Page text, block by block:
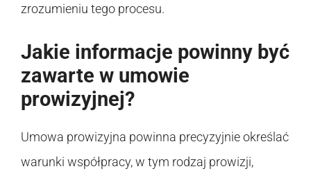
zrozumieniu tego procesu.
Jakie informacje powinny być
zawarte w umowie
prowizyjnej?
Umowa prowizyjna powinna precyzyjnie określać
warunki współpracy, w tym rodzaj prowizji,